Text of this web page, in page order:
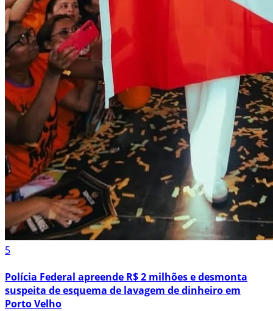
5
Polícia Federal apreende R$ 2 milhões e desmonta
suspeita de esquema de lavagem de dinheiro em
Porto Velho